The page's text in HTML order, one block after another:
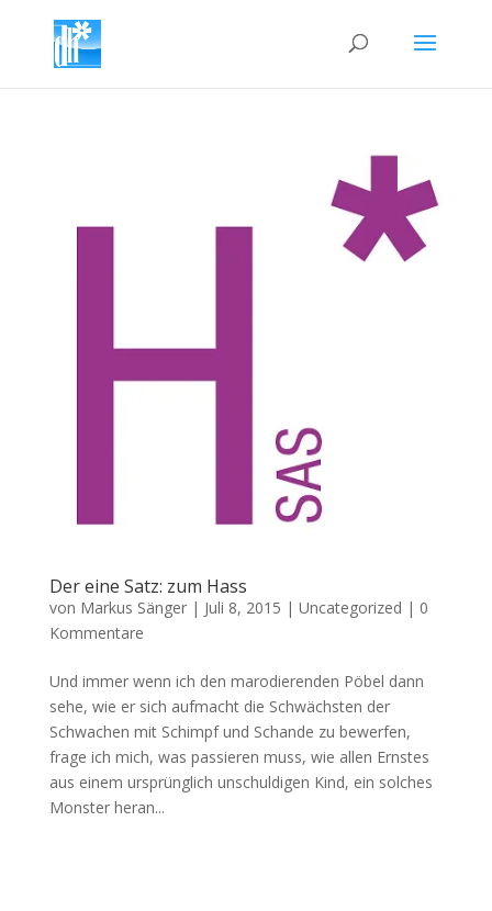
Der eine Satz: zum Hass
von Markus Sänger| Juli 8, 2015 | Uncategorized | 0
Kommentare
Und immer wenn ich den marodierenden Pöbel dann
sehe, wie er sich aufmacht die Schwächsten der
Schwachen mit Schimpf und Schande zu bewerfen,
frage ich mich, was passieren muss, wie allen Ernstes
aus einem ursprünglich unschuldigen Kind, ein solches
Monster heran...